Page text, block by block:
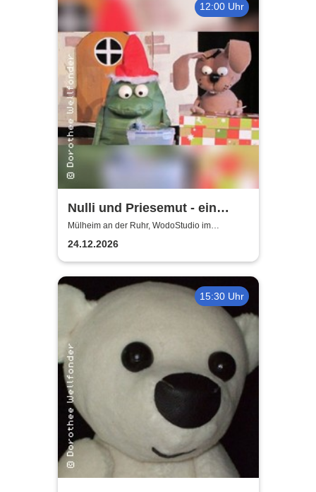
12:00 Uhr
Nulli und Priesemut - ein
Baum für den
Weihnachtsmann
Mülheim an der Ruhr, WodoStudio im
Ringlokschuppen Ruhr
24.12.2026
15:30 Uhr